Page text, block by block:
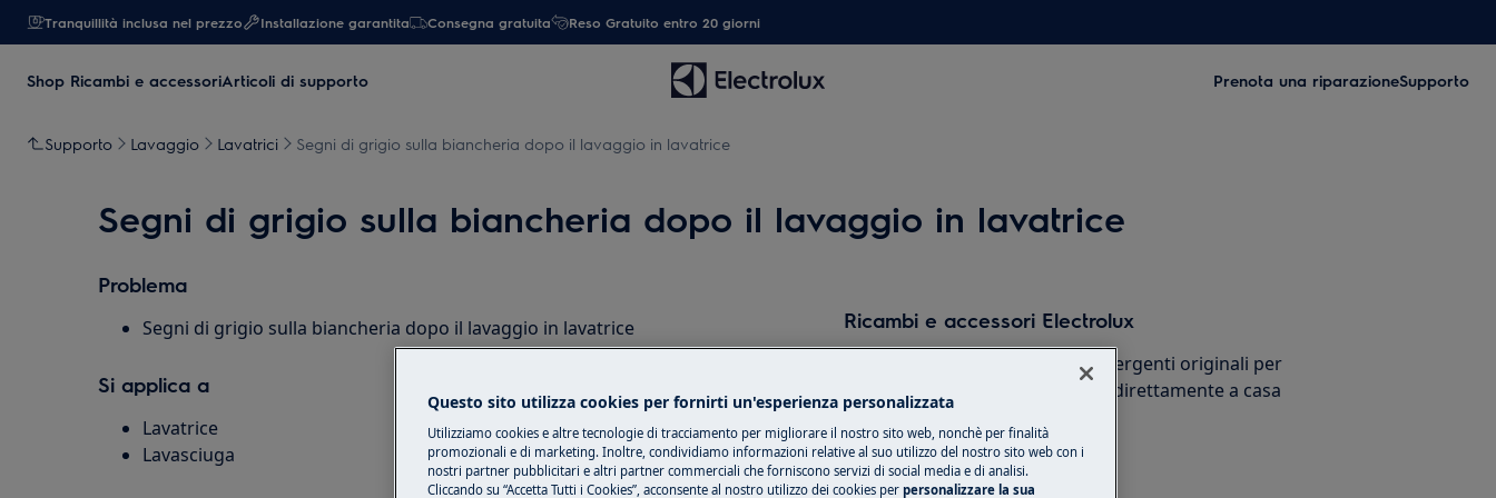
Tranquillità inclusa nel prezzo Installazione garantita Consegna gratuita Reso Gratuito entro 20 giorni
Shop Ricambi e accessoriArticoli di supporto Prenota una riparazioneSupporto
Supporto Lavaggio Lavatrici Segni di grigio sulla biancheria dopo il lavaggio in lavatrice
Segni di grigio sulla biancheria dopo il lavaggio in lavatrice
Problema
Segni di grigio sulla biancheria dopo il lavaggio in lavatrice
Si applica a
Lavatrice
Lavasciuga
Ricambi e accessori Electrolux
Compra ricambi, accessori e detergenti originali per
il tuo elettrodomestico e ricevili direttamente a casa
tua.
Shop online
Questo sito utilizza cookies per fornirti un'esperienza personalizzata
Utilizziamo cookies e altre tecnologie di tracciamento per migliorare il nostro sito web, nonchè per finalità
promozionali e di marketing. Inoltre, condividiamo informazioni relative al suo utilizzo del nostro sito web con i
nostri partner pubblicitari e altri partner commerciali che forniscono servizi di social media e di analisi.
Cliccando su “Accetta Tutti i Cookies”, acconsente al nostro utilizzo dei cookies per personalizzare la sua